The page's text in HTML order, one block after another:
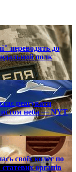
переводять до
полк
реагувати
неба — NYT
своїх колег по
органів